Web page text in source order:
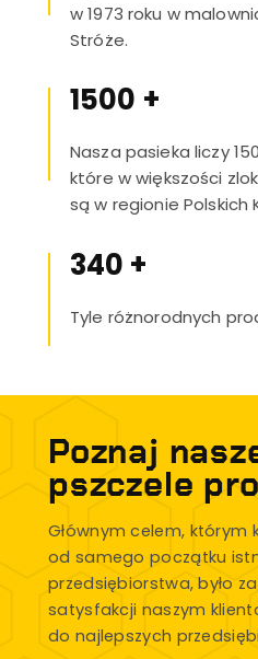
w 1973 roku w
Stróże.
1500 +
Nasza pasieka liczy
które w większości
są w regionie Polskich
340 +
Tyle różnorodnych
Poznaj
pszczele
Głównym celem, którym
od samego początku
przedsiębiorstwa, było
satysfakcji naszym
do najlepszych